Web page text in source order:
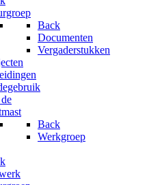
Back
Documenten
Vergaderstukken
Back
Werkgroep